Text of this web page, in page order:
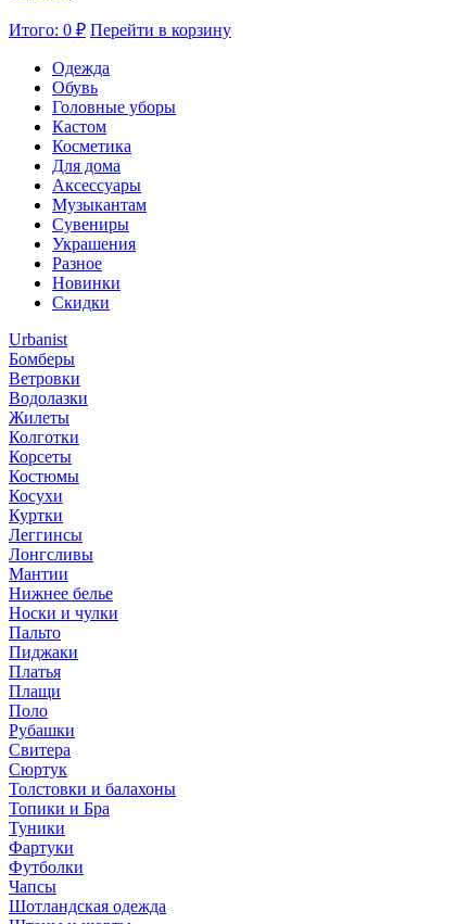
Итого: 0 ₽ Перейти в корзину
Одежда
Обувь
Головные уборы
Кастом
Косметика
Для дома
Аксессуары
Музыкантам
Сувениры
Украшения
Разное
Новинки
Скидки
Urbanist
Бомберы
Ветровки
Водолазки
Жилеты
Колготки
Корсеты
Костюмы
Косухи
Куртки
Леггинсы
Лонгсливы
Мантии
Нижнее белье
Носки и чулки
Пальто
Пиджаки
Платья
Плащи
Поло
Рубашки
Свитера
Сюртук
Толстовки и балахоны
Топики и Бра
Туники
Фартуки
Футболки
Чапсы
Шотландская одежда